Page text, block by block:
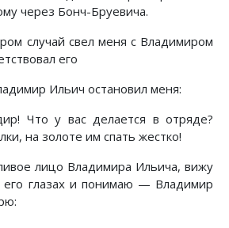
через Бонч-Бруевича.
случай свел меня с Владимиром
его
Ильич остановил меня:
Что у вас делается в отряде?
на золоте им спать жестко!
лицо Владимира Ильича, вижу
его глазах и понимаю — Владимир